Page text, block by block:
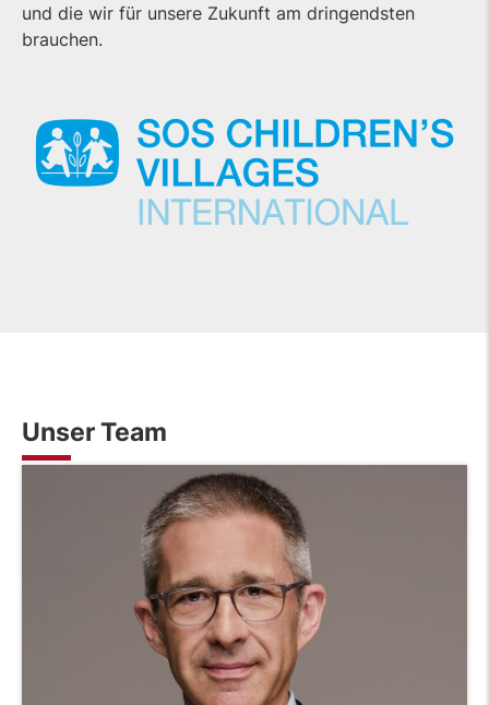
und die wir für unsere Zukunft am dringendsten
brauchen.
Unser Team